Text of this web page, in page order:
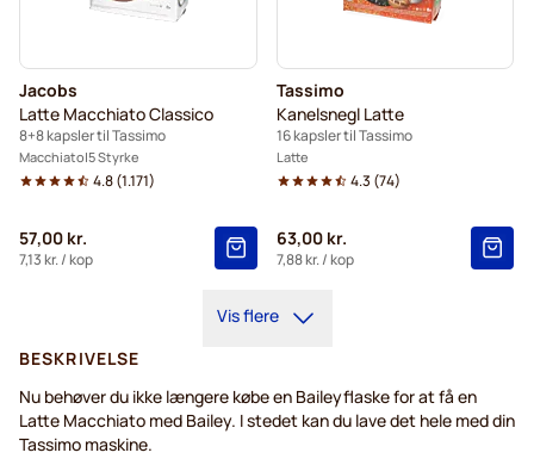
Jacobs
Latte Macchiato Classico
8+8 kapsler til Tassimo
Macchiato 5 Styrke
4.8(1.171)
57,00 kr.
7,13 kr./ kop
Tassimo
Kanelsnegl Latte
16 kapsler til Tassimo
Latte
4.3 (74)
63,00 kr.
7,88 kr./ kop
Vis flere
BESKRIVELSE
Nu behøver du ikke længere købe en Baileyflaske for at få en
Latte Macchiato med Bailey. I stedet kan du lave det hele med din
Tassimo maskine.